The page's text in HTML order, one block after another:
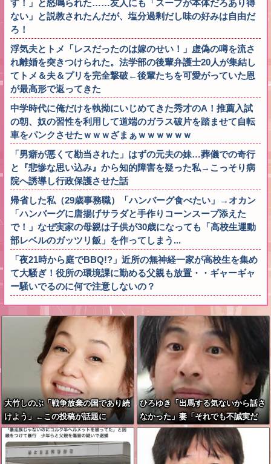
す！」と怒鳴られた……友人にも「スープが本体だろあり得
ない」と説教されたんだが、塩分過剰だし味の好みは自由だ
ろ！
浮気夫とトメ「レスだったのは嫁のせい！」虚偽の噂を流さ
れ離婚を突きつけられた。法学部の後輩弁護士20人が集結し
てトメ＆夫＆プリを完全撃破←後輩たちを可愛がっていた恩
が最高形で返ってきた
中学時代に俺だけを執拗にいじめてきた秀才のA！推薦入試
の朝、奴の習性を利用して道端のガラス破片を踏ませて自転
車をパンクさせたｗｗｗざまぁｗｗｗｗｗｗ
「男癖が悪くて勘当された」はずの元夫の妹…葬儀での奇行
と『悲惨な思い込み』から知的障害を疑った私→こっそり病
院へ誘導し行政保護させた話
帰省した私（29歳事務職）「ハンバーグ食べたい」→オカン
「ハンバーグに唐揚げサラダと手作りコーンスープ添えた
で！」なぜ実家の母親は子供が30歳になっても「高校生運動
部レベルのガッツリ飯」を作ってしまう...
「夜21時から庭でBBQ!?」近所の無神経一家が高校生を集め
て大騒ぎ！役所の環境課に勤める父親も放置・・ギャーギャ
ー騒いでるのに何で注意しないの？
大竹しのぶ「戦争放棄の国であり続
けよう」←この投稿が話題に
ひろゆき「出馬する気ないから話さ
なかった」妻「それでも不誠実だ
ろ」→離婚協議へｗｗｗｗｗ